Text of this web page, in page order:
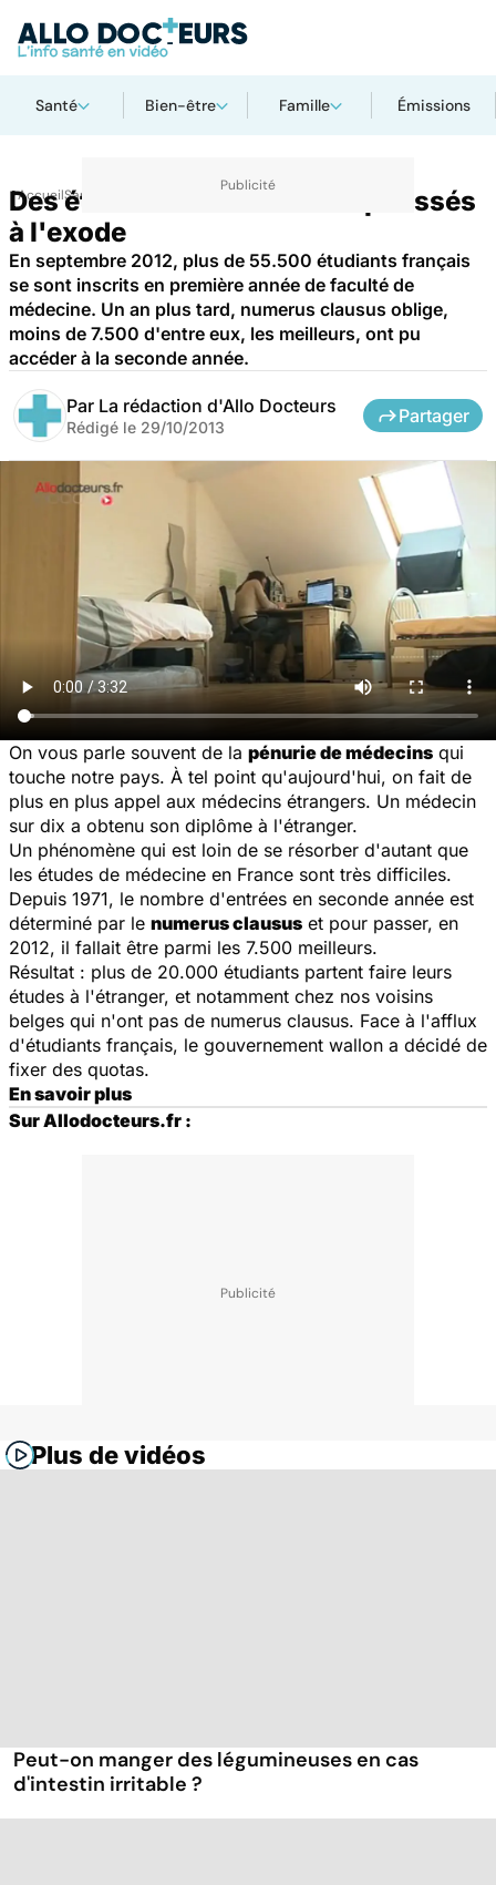
Santé Bien-être Famille Émissions
AccueilSanté
Des étudiants en médecine poussés
à l'exode
En septembre 2012, plus de 55.500 étudiants français
se sont inscrits en première année de faculté de
médecine. Un an plus tard, numerus clausus oblige,
moins de 7.500 d'entre eux, les meilleurs, ont pu
accéder à la seconde année.
Par La rédaction d'Allo Docteurs
Rédigé le 29/10/2013
Partager
On vous parle souvent de la pénurie de médecins qui
touche notre pays. À tel point qu'aujourd'hui, on fait de
plus en plus appel aux médecins étrangers. Un médecin
sur dix a obtenu son diplôme à l'étranger.
Un phénomène qui est loin de se résorber d'autant que
les études de médecine en France sont très difficiles.
Depuis 1971, le nombre d'entrées en seconde année est
déterminé par le numerus clausus et pour passer, en
2012, il fallait être parmi les 7.500 meilleurs.
Résultat : plus de 20.000 étudiants partent faire leurs
études à l'étranger, et notamment chez nos voisins
belges qui n'ont pas de numerus clausus. Face à l'afflux
d'étudiants français, le gouvernement wallon a décidé de
fixer des quotas.
En savoir plus
Sur Allodocteurs.fr :
Plus de vidéos
Peut-on manger des légumineuses en cas
d'intestin irritable ?